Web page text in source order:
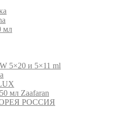
мл
5×20 и 5×11 ml
мл Zaafaran
РОССИЯ